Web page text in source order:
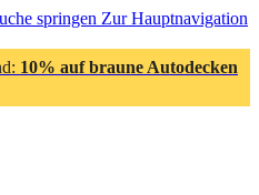
springen Zur Hauptnavigation
10% auf braune Autodecken